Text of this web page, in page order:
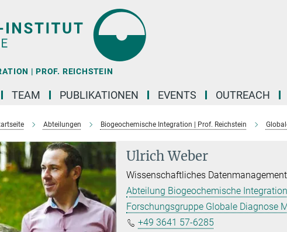
| PROF. REICHSTEIN
TEAM PUBLIKATIONEN EVENTS OUTREACH
Abteilungen Biogeochemische Integration | Prof. Reichstein
Ulrich Weber
Wissenschaftliches Datenmanagement
Abteilung Biogeochemische
Forschungsgruppe Globale Diagnose
+49 3641 57-6285